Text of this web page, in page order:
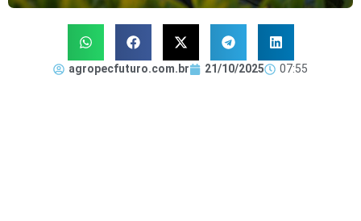
agropecfuturo.com.br 21/10/2025 07:55